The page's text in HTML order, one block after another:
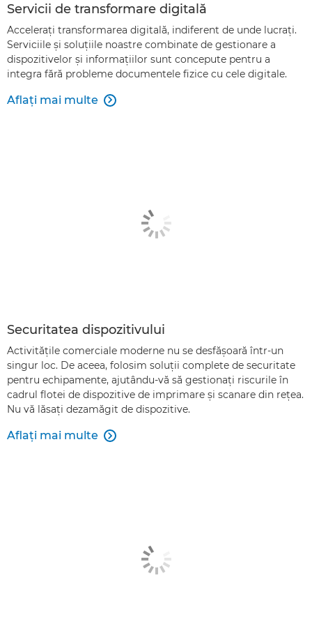
Servicii de transformare digitală
Acceleraţi transformarea digitală, indiferent de unde lucraţi.
Serviciile şi soluţiile noastre combinate de gestionare a
dispozitivelor şi informaţiilor sunt concepute pentru a
integra fără probleme documentele fizice cu cele digitale.
Aflaţi mai multe 
Securitatea dispozitivului
Activităţile comerciale moderne nu se desfăşoară într-un
singur loc. De aceea, folosim soluţii complete de securitate
pentru echipamente, ajutându-vă să gestionaţi riscurile în
cadrul flotei de dispozitive de imprimare şi scanare din reţea.
Nu vă lăsaţi dezamăgit de dispozitive.
Aflaţi mai multe 